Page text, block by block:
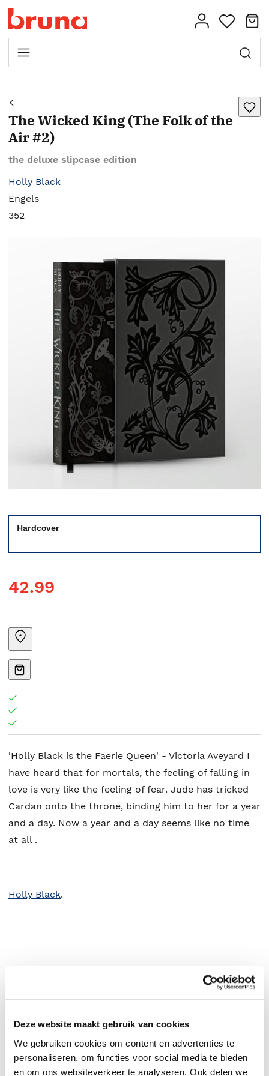
Deze website maakt gebruik van cookies
We gebruiken cookies om content en advertenties te
personaliseren, om functies voor social media te bieden
en om ons websiteverkeer te analyseren. Ook delen we
The Wicked King (The Folk of the
Air #2)
the deluxe slipcase edition
Holly Black
Engels
352
Hardcover
42.99
'Holly Black is the Faerie Queen' - Victoria Aveyard I
have heard that for mortals, the feeling of falling in
love is very like the feeling of fear. Jude has tricked
Cardan onto the throne, binding him to her for a year
and a day. Now a year and a day seems like no time
at all .
Holly Black.
0 | 0